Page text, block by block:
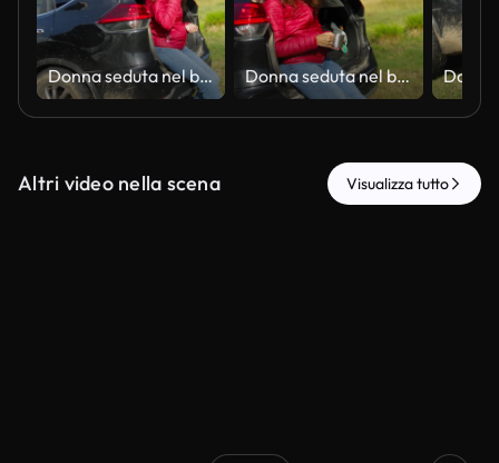
Donna seduta nel bagagliaio aperto di un SUV con tenda sul tetto Donna seduta nel bagagliaio aperto di un SUV con tenda sul tetto
Altri video nella scena Visualizza tutto